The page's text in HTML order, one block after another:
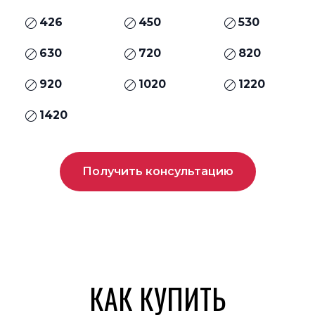
426 450 530
630 720 820
920 1020 1220
1420
Получить консультацию
КАК КУПИТЬ